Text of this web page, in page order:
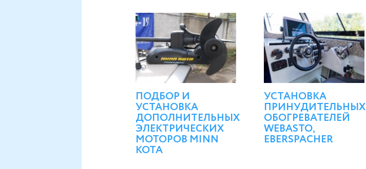
ПОДБОР И
УСТАНОВКА
ДОПОЛНИТЕЛЬНЫХ
ЭЛЕКТРИЧЕСКИХ
МОТОРОВ MINN
KOTA
УСТАНОВКА
ПРИНУДИТЕЛЬНЫХ
ОБОГРЕВАТЕЛЕЙ
WEBASTO,
EBERSPACHER